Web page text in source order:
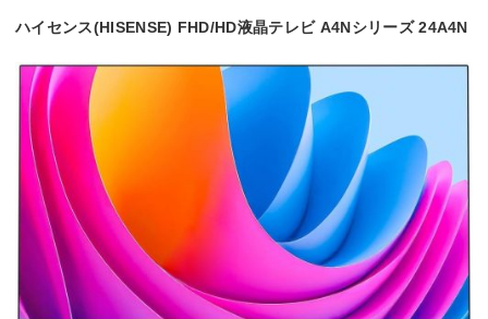
ハイセンス(HISENSE) FHD/HD液晶テレビ A4Nシリーズ 24A4N